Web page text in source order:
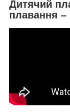
Дитячий
плавання –